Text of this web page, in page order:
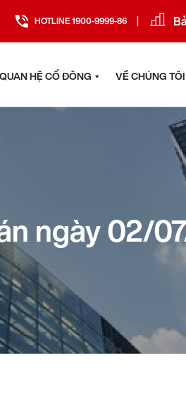
HOTLINE 1900-9999-86 |
QUAN HỆ CỔ ĐÔNG VỀ CHÚNG TÔI
ngày 02/